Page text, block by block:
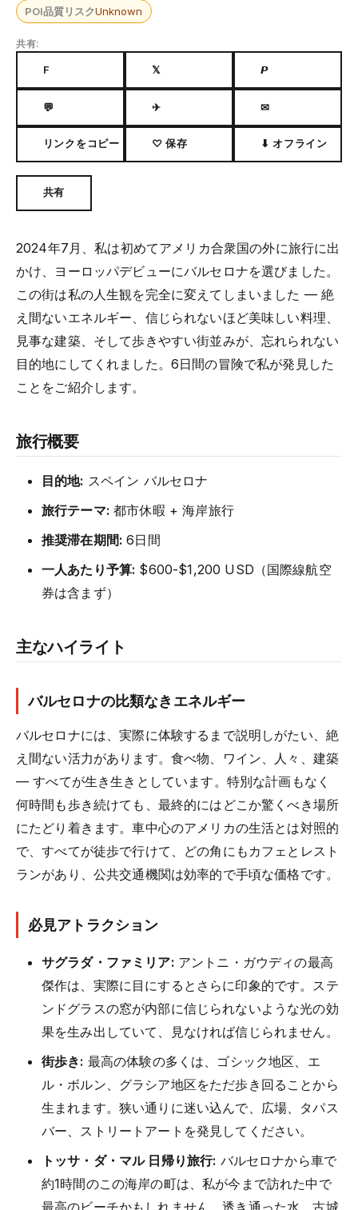
POI品質リスクUnknown
共有:
F 𝕏 𝙋
💬 ✈ ✉
リンクをコピー ♡ 保存 ⬇ オフライン
共有
2024年7月、私は初めてアメリカ合衆国の外に旅行に出
かけ、ヨーロッパデビューにバルセロナを選びました。
この街は私の人生観を完全に変えてしまいました — 絶
え間ないエネルギー、信じられないほど美味しい料理、
見事な建築、そして歩きやすい街並みが、忘れられない
目的地にしてくれました。6日間の冒険で私が発見した
ことをご紹介します。
旅行概要
目的地: スペイン バルセロナ
旅行テーマ: 都市休暇 + 海岸旅行
推奨滞在期間: 6日間
一人あたり予算: $600-$1,200 USD（国際線航空
券は含まず）
主なハイライト
バルセロナの比類なきエネルギー
バルセロナには、実際に体験するまで説明しがたい、絶
え間ない活力があります。食べ物、ワイン、人々、建築
— すべてが生き生きとしています。特別な計画もなく
何時間も歩き続けても、最終的にはどこか驚くべき場所
にたどり着きます。車中心のアメリカの生活とは対照的
で、すべてが徒歩で行けて、どの角にもカフェとレスト
ランがあり、公共交通機関は効率的で手頃な価格です。
必見アトラクション
サグラダ・ファミリア: アントニ・ガウディの最高
傑作は、実際に目にするとさらに印象的です。ステ
ンドグラスの窓が内部に信じられないような光の効
果を生み出していて、見なければ信じられません。
街歩き: 最高の体験の多くは、ゴシック地区、エ
ル・ボルン、グラシア地区をただ歩き回ることから
生まれます。狭い通りに迷い込んで、広場、タパス
バー、ストリートアートを発見してください。
トッサ・ダ・マル 日帰り旅行: バルセロナから車で
約1時間のこの海岸の町は、私が今まで訪れた中で
最高のビーチかもしれません。透き通った水、古城